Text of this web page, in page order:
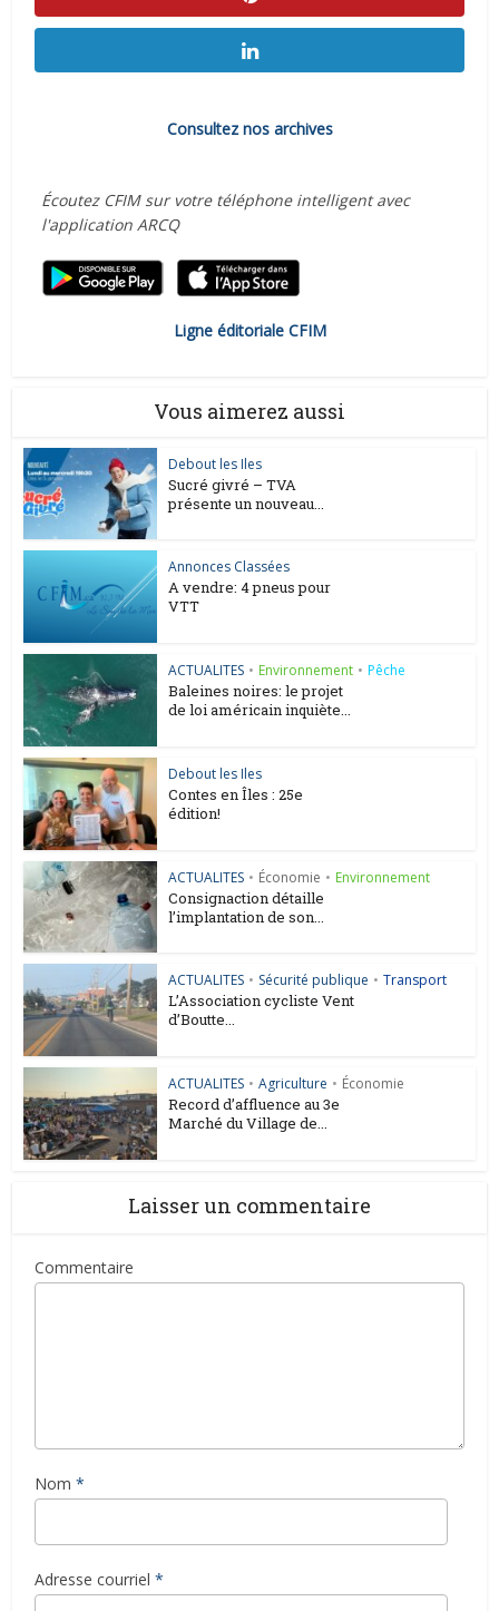
Consultez nos archives
Écoutez CFIM sur votre téléphone intelligent avec
l'application ARCQ
Ligne éditoriale CFIM
Vous aimerez aussi
Debout les Iles
Sucré givré – TVA
présente un nouveau...
Annonces Classées
A vendre: 4 pneus pour
VTT
ACTUALITES • Environnement • Pêche
Baleines noires: le projet
de loi américain inquiète...
Debout les Iles
Contes en Îles : 25e
édition!
ACTUALITES • Économie • Environnement
Consignaction détaille
l’implantation de son...
ACTUALITES • Sécurité publique • Transport
L’Association cycliste Vent
d’Boutte...
ACTUALITES • Agriculture • Économie
Record d’affluence au 3e
Marché du Village de...
Laisser un commentaire
Commentaire
Nom *
Adresse courriel *